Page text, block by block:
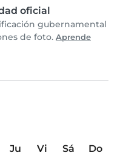
oficial
gubernamental
de foto. Aprende
Ju Vi Sá
Do